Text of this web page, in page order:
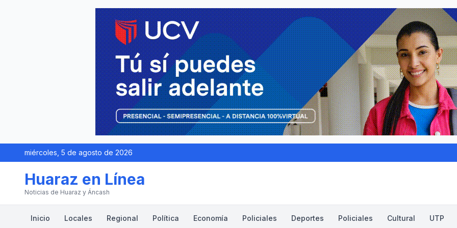
miércoles, 5 de agosto de 2026
Huaraz en Línea
Noticias de Huaraz y Áncash
Inicio Locales Regional Política Economía Policiales Deportes Policiales Cultural UTP